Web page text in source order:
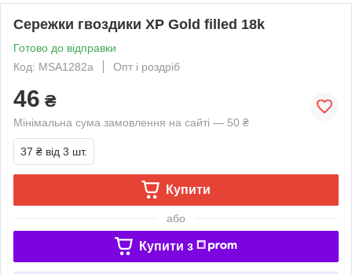
Сережки гвоздики ХР Gold filled 18k
Готово до відправки
Код: MSA1282a
Опт і роздріб
46 ₴
Мінімальна сума замовлення на сайті — 50 ₴
37 ₴ від 3 шт.
Купити
або
Купити з